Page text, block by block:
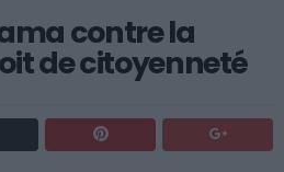
contre la
de citoyenneté